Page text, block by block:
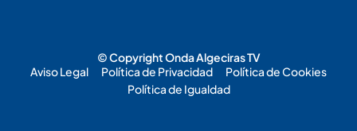
© Copyright Onda Algeciras TV
Aviso Legal
Política de Privacidad
Política de Cookies
Política de Igualdad